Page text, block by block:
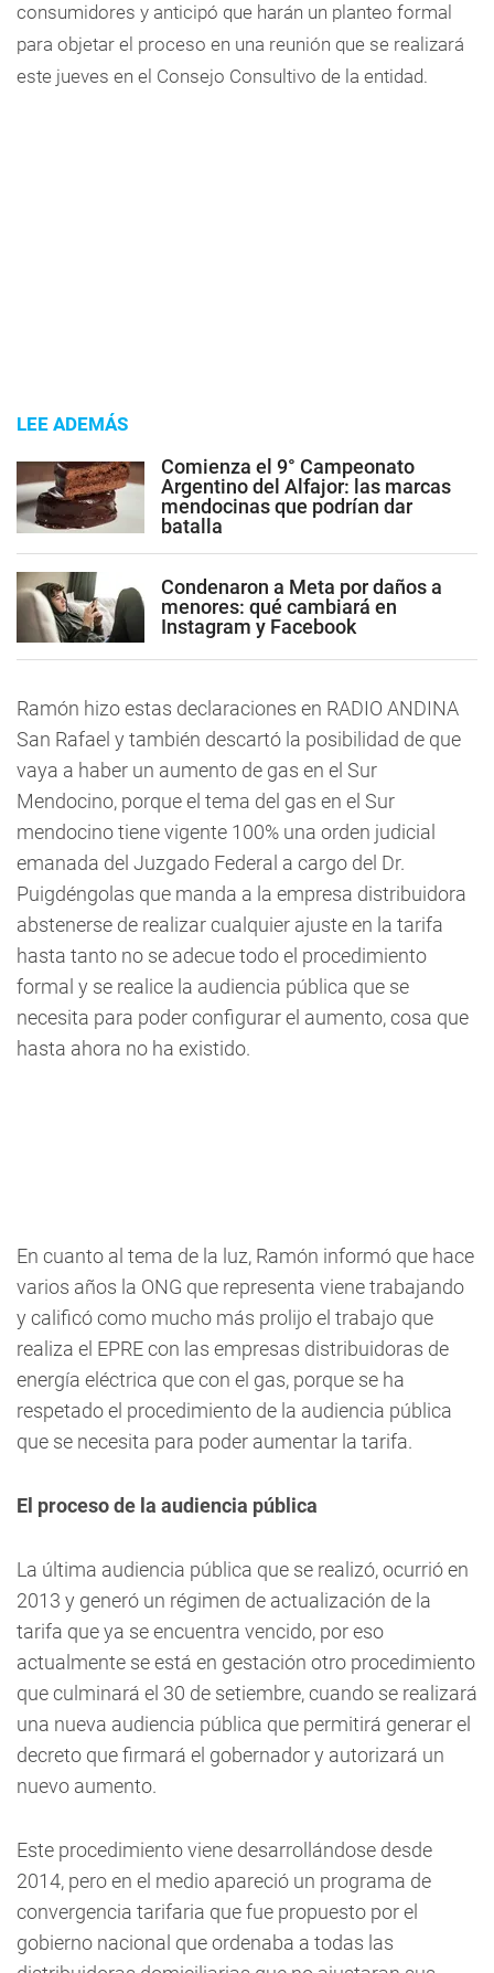
consumidores y anticipó que harán un planteo formal
para objetar el proceso en una reunión que se realizará
este jueves en el Consejo Consultivo de la entidad.
LEE ADEMÁS
Comienza el 9° Campeonato
Argentino del Alfajor: las marcas
mendocinas que podrían dar
batalla
Condenaron a Meta por daños a
menores: qué cambiará en
Instagram y Facebook
Ramón hizo estas declaraciones en RADIO ANDINA
San Rafael y también descartó la posibilidad de que
vaya a haber un aumento de gas en el Sur
Mendocino, porque el tema del gas en el Sur
mendocino tiene vigente 100% una orden judicial
emanada del Juzgado Federal a cargo del Dr.
Puigdéngolas que manda a la empresa distribuidora
abstenerse de realizar cualquier ajuste en la tarifa
hasta tanto no se adecue todo el procedimiento
formal y se realice la audiencia pública que se
necesita para poder configurar el aumento, cosa que
hasta ahora no ha existido.
En cuanto al tema de la luz, Ramón informó que hace
varios años la ONG que representa viene trabajando
y calificó como mucho más prolijo el trabajo que
realiza el EPRE con las empresas distribuidoras de
energía eléctrica que con el gas, porque se ha
respetado el procedimiento de la audiencia pública
que se necesita para poder aumentar la tarifa.
El proceso de la audiencia pública
La última audiencia pública que se realizó, ocurrió en
2013 y generó un régimen de actualización de la
tarifa que ya se encuentra vencido, por eso
actualmente se está en gestación otro procedimiento
que culminará el 30 de setiembre, cuando se realizará
una nueva audiencia pública que permitirá generar el
decreto que firmará el gobernador y autorizará un
nuevo aumento.
Este procedimiento viene desarrollándose desde
2014, pero en el medio apareció un programa de
convergencia tarifaria que fue propuesto por el
gobierno nacional que ordenaba a todas las